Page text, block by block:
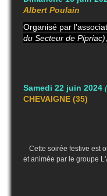
Albert Poulain
Organisé par
du Secteur de Pipriac)
Samedi 22 juin 2024
CHEVAIGNE (35)
Cette soirée festive est
et animée par le groupe